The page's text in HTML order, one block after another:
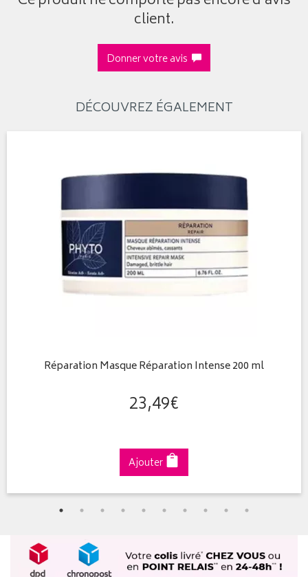
client.
Donner votre avis
DÉCOUVREZ ÉGALEMENT
Réparation Masque Réparation Intense 200 ml
23,49€
Ajouter